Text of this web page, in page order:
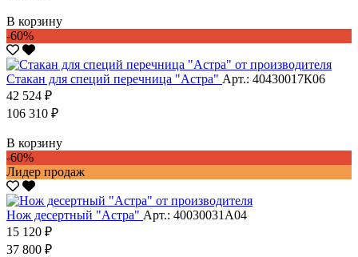
В корзину
-60%
Стакан для специй перечница "Астра" Арт.: 40430017К06
42 524 ₽
106 310 ₽
В корзину
-60%
Лидер продаж
Нож десертный "Астра" Арт.: 40030031А04
15 120 ₽
37 800 ₽